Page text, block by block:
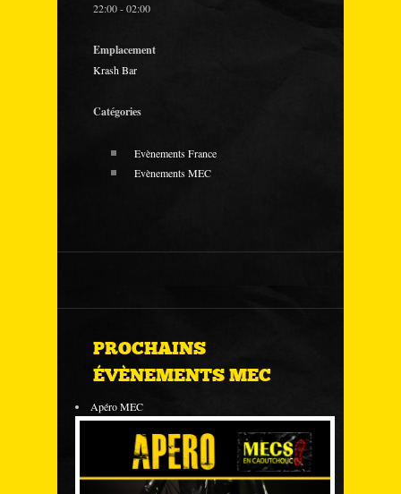
22:00 - 02:00
Emplacement
Krash Bar
Catégories
Evènements France
Evènements MEC
PROCHAINS
ÉVÈNEMENTS MEC
Apéro MEC